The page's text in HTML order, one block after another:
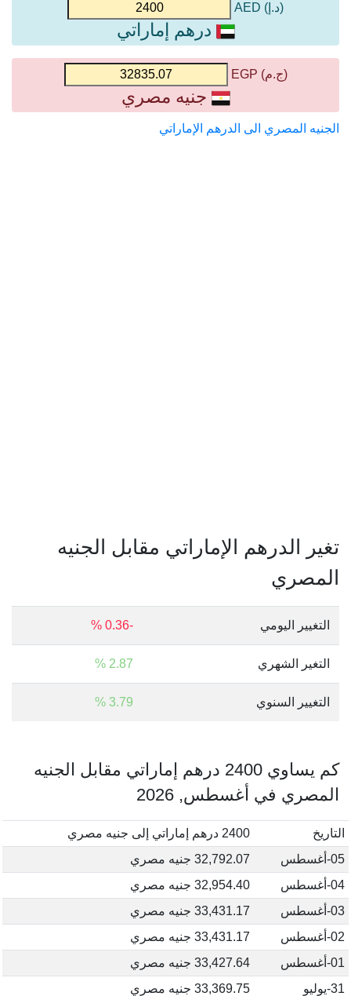
(د.إ) AED
درهم إماراتي
(ج.م) EGP
جنيه مصري
الجنيه المصري الى الدرهم الإماراتي
تغير الدرهم الإماراتي مقابل الجنيه
المصري
التغيير اليومي -0.36 %
التغير الشهري 2.87 %
التغيير السنوي 3.79 %
كم يساوي 2400 درهم إماراتي مقابل الجنيه
المصري في أغسطس, 2026
التاريخ
2400 درهم إماراتي إلى جنيه مصري
05-أغسطس
32,792.07 جنيه مصري
04-أغسطس
32,954.40 جنيه مصري
03-أغسطس
33,431.17 جنيه مصري
02-أغسطس
33,431.17 جنيه مصري
01-أغسطس
33,427.64 جنيه مصري
31-يوليو
33,369.75 جنيه مصري